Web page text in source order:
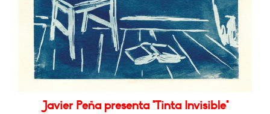
Javier Peña presenta "Tinta Invisible"